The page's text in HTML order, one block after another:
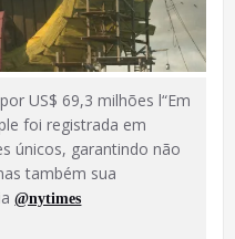
US$ 69,3 milhões l“Em
foi registrada em
únicos, garantindo não
também sua
@nytimes